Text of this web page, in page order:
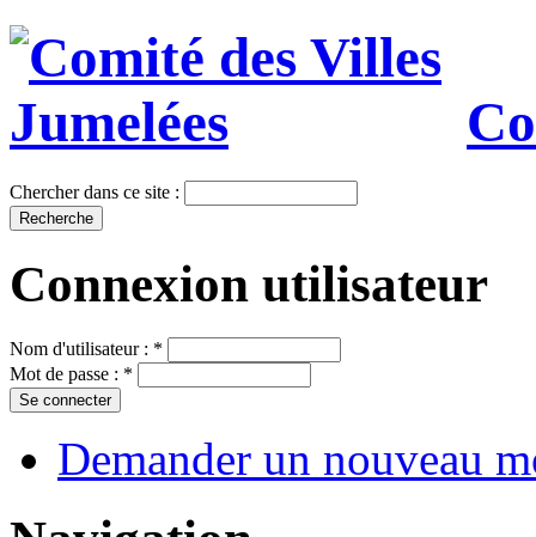
Chercher dans ce site :
Connexion utilisateur
Nom d'utilisateur : *
Mot de passe : *
Demander un nouveau